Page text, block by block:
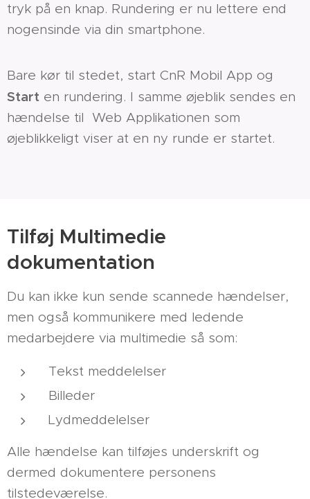
tryk på en knap. Rundering er nu lettere end
nogensinde via din smartphone.
Bare kør til stedet, start CnR Mobil App og
Start en rundering. I samme øjeblik sendes en
hændelse til Web Applikationen som
øjeblikkeligt viser at en ny runde er startet.
Tilføj Multimedie
dokumentation
Du kan ikke kun sende scannede hændelser,
men også kommunikere med ledende
medarbejdere via multimedie så som:
Tekst meddelelser
Billeder
Lydmeddelelser
Alle hændelse kan tilføjes underskrift og
dermed dokumentere personens
tilstedeværelse.